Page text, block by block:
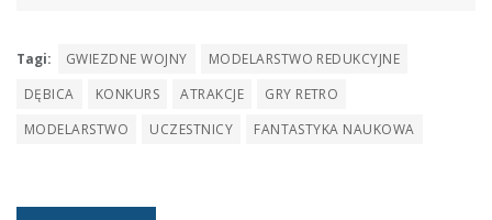
Tagi: GWIEZDNE WOJNY
MODELARSTWO REDUKCYJNE
DĘBICA
KONKURS ATRAKCJE
GRY RETRO
MODELARSTWO
UCZESTNICY FANTASTYKA NAUKOWA